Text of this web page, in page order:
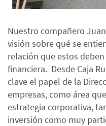
Nuestro compañero
visión sobre qué se
relación que estos
financiera. Desde Caja
clave el papel de la
empresas, como área
estrategia corporativa,
inversión como muy